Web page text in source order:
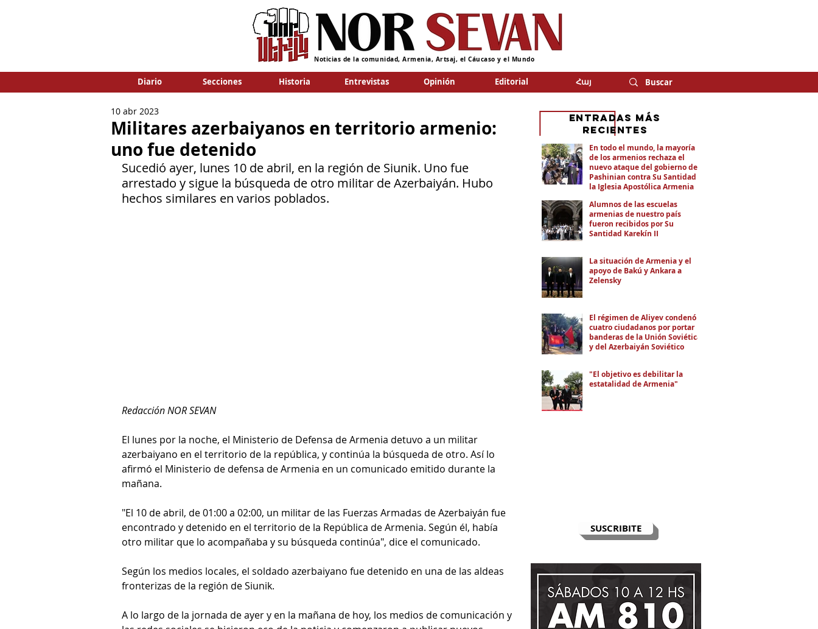
Noticias de la comunidad, Armenia, Artsaj, el Cáucaso y el Mundo
Diario Secciones Historia Entrevistas Opinión Editorial Հայ
Militares azerbaiyanos en territorio armenio:
uno fue detenido
10 abr 2023
Sucedió ayer, lunes 10 de abril, en la región de Siunik. Uno fue
arrestado y sigue la búsqueda de otro militar de Azerbaiyán. Hubo
hechos similares en varios poblados.
Redacción NOR SEVAN
El lunes por la noche, el Ministerio de Defensa de Armenia detuvo a un militar
azerbaiyano en el territorio de la república, y continúa la búsqueda de otro. Así lo
afirmó el Ministerio de defensa de Armenia en un comunicado emitido durante la
mañana.
"El 10 de abril, de 01:00 a 02:00, un militar de las Fuerzas Armadas de Azerbaiyán fue
encontrado y detenido en el territorio de la República de Armenia. Según él, había
otro militar que lo acompañaba y su búsqueda continúa", dice el comunicado.
Según los medios locales, el soldado azerbaiyano fue detenido en una de las aldeas
fronterizas de la región de Siunik.
A lo largo de la jornada de ayer y en la mañana de hoy, los medios de comunicación y
SUSCRIBITE
En todo el mundo, la mayoría
de los armenios rechaza el
nuevo ataque del gobierno de
Pashinian contra Su Santidad y
la Iglesia Apostólica Armenia
Alumnos de las escuelas
armenias de nuestro país
fueron recibidos por Su
Santidad Karekín II
La situación de Armenia y el
apoyo de Bakú y Ankara a
Zelensky
El régimen de Aliyev condenó a
cuatro ciudadanos por portar
banderas de la Unión Soviética
y del Azerbaiyán Soviético
"El objetivo es debilitar la
estatalidad de Armenia"
eNTRADAS MÁS
RECIENTES